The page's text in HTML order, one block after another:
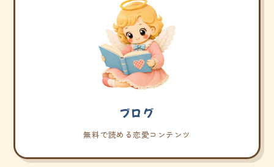
ブログ
無料で読める恋愛コンテンツ